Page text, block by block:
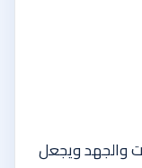
والجهد ويجعل